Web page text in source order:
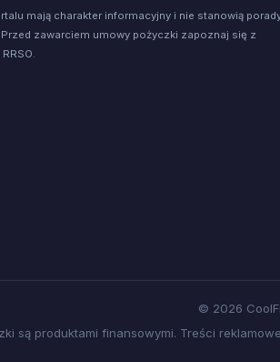
mają charakter informacyjny i nie stanowią
zawarciem umowy pożyczki zapoznaj się z
© 2026
są produktami finansowymi. Treści